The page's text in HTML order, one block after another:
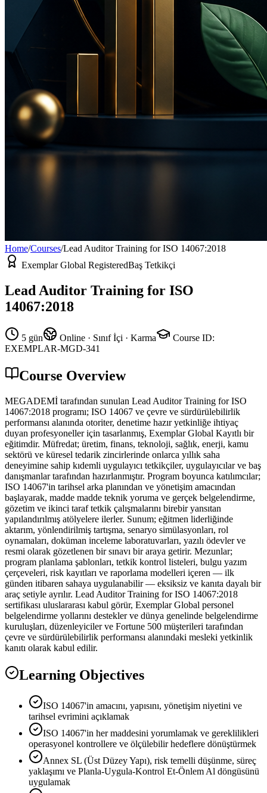
Home/Courses/Lead Auditor Training for ISO 14067:2018
Exemplar Global RegisteredBaş Tetkikçi
Lead Auditor Training for ISO
14067:2018
5 gün Online · Sınıf İçi · Karma Course ID:
EXEMPLAR-MGD-341
Course Overview
MEGADEMİ tarafından sunulan Lead Auditor Training for ISO
14067:2018 programı; ISO 14067 ve çevre ve sürdürülebilirlik
performansı alanında otoriter, denetime hazır yetkinliğe ihtiyaç
duyan profesyoneller için tasarlanmış, Exemplar Global Kayıtlı bir
eğitimdir. Müfredat; üretim, finans, teknoloji, sağlık, enerji, kamu
sektörü ve küresel tedarik zincirlerinde onlarca yıllık saha
deneyimine sahip kıdemli uygulayıcı tetkikçiler, uygulayıcılar ve baş
danışmanlar tarafından hazırlanmıştır. Program boyunca katılımcılar;
ISO 14067'in tarihsel arka planından ve yönetişim amacından
başlayarak, madde madde teknik yoruma ve gerçek belgelendirme,
gözetim ve ikinci taraf tetkik çalışmalarını birebir yansıtan
yapılandırılmış atölyelere ilerler. Sunum; eğitmen liderliğinde
aktarım, yönlendirilmiş tartışma, senaryo simülasyonları, rol
oynamaları, doküman inceleme laboratuvarları, yazılı ödevler ve
resmi olarak gözetlenen bir sınavı bir araya getirir. Mezunlar;
program planlama şablonları, tetkik kontrol listeleri, bulgu yazım
çerçeveleri, risk kayıtları ve raporlama modelleri içeren — ilk
günden itibaren sahaya uygulanabilir — eksiksiz ve kanıta dayalı bir
araç setiyle ayrılır. Lead Auditor Training for ISO 14067:2018
sertifikası uluslararası kabul görür, Exemplar Global personel
belgelendirme yollarını destekler ve dünya genelinde belgelendirme
kuruluşları, düzenleyiciler ve Fortune 500 müşterileri tarafından
çevre ve sürdürülebilirlik performansı alanındaki mesleki yetkinlik
kanıtı olarak kabul edilir.
Learning Objectives
ISO 14067'in amacını, yapısını, yönetişim niyetini ve
tarihsel evrimini açıklamak
ISO 14067'in her maddesini yorumlamak ve gereklilikleri
operasyonel kontrollere ve ölçülebilir hedeflere dönüştürmek
Annex SL (Üst Düzey Yapı), risk temelli düşünme, süreç
yaklaşımı ve Planla-Uygula-Kontrol Et-Önlem Al döngüsünü
uygulamak